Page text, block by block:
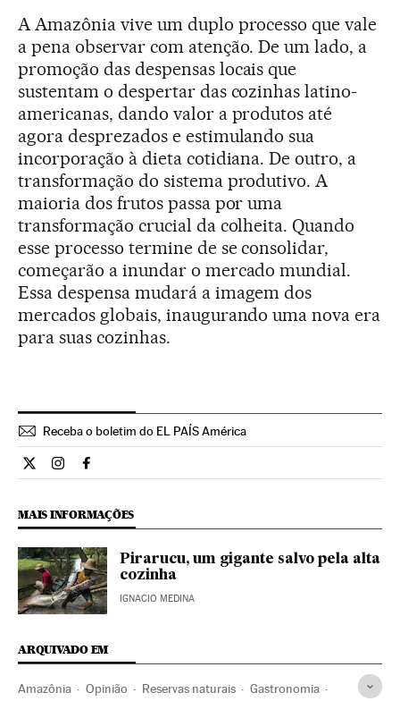
A Amazônia vive um duplo processo que vale
a pena observar com atenção. De um lado, a
promoção das despensas locais que
sustentam o despertar das cozinhas latino-
americanas, dando valor a produtos até
agora desprezados e estimulando sua
incorporação à dieta cotidiana. De outro, a
transformação do sistema produtivo. A
maioria dos frutos passa por uma
transformação crucial da colheita. Quando
esse processo termine de se consolidar,
começarão a inundar o mercado mundial.
Essa despensa mudará a imagem dos
mercados globais, inaugurando uma nova era
para suas cozinhas.
Receba o boletim do EL PAÍS América
Cultura El País Brasil en Twitter
Cultura El País Brasil en Instagram
Cultura El País Brasil en Facebook
MAIS INFORMAÇÕES
Pirarucu, um gigante salvo pela alta
cozinha
IGNACIO MEDINA
ARQUIVADO EM
Amazônia Opinião Reservas naturais Gastronomia